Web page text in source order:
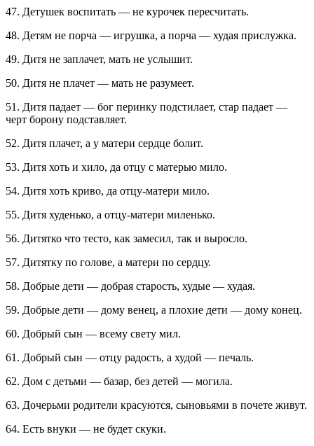
47. Детушек воспитать — не курочек пересчитать.
48. Детям не порча — игрушка, а порча — худая прислужка.
49. Дитя не заплачет, мать не услышит.
50. Дитя не плачет — мать не разумеет.
51. Дитя падает — бог перинку подстилает, стар падает —
черт борону подставляет.
52. Дитя плачет, а у матери сердце болит.
53. Дитя хоть и хило, да отцу с матерью мило.
54. Дитя хоть криво, да отцу-матери мило.
55. Дитя худенько, а отцу-матери миленько.
56. Дитятко что тесто, как замесил, так и выросло.
57. Дитятку по голове, а матери по сердцу.
58. Добрые дети — добрая старость, худые — худая.
59. Добрые дети — дому венец, а плохие дети — дому конец.
60. Добрый сын — всему свету мил.
61. Добрый сын — отцу радость, а худой — печаль.
62. Дом с детьми — базар, без детей — могила.
63. Дочерьми родители красуются, сыновьями в почете живут.
64. Есть внуки — не будет скуки.